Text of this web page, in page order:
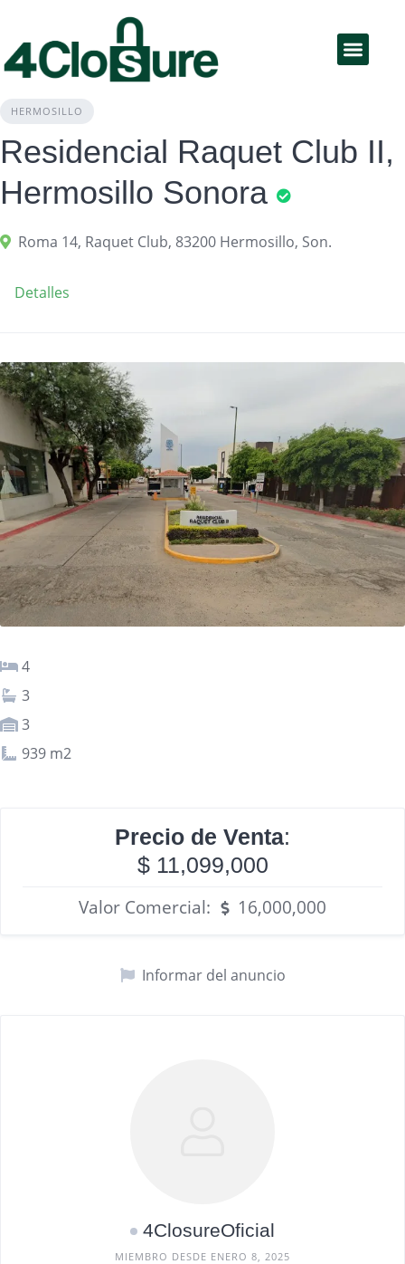
HERMOSILLO
Residencial Raquet Club II,
Hermosillo Sonora
Roma 14, Raquet Club, 83200 Hermosillo, Son.
Detalles
4
3
3
939 m2
Precio de Venta:
$ 11,099,000
Valor Comercial: 16,000,000
Informar del anuncio
4ClosureOficial
MIEMBRO DESDE ENERO 8, 2025